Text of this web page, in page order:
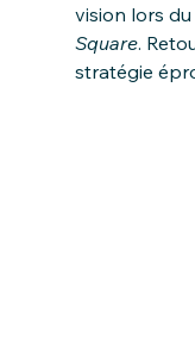
vision lors
Square.
stratégie